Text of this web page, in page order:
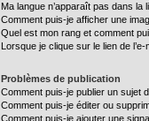
Ma langue n’apparaît pas dans la
Comment puis-je afficher une
Quel est mon rang et comment
Lorsque je clique sur le lien de
Problèmes de publication
Comment puis-je publier un sujet
Comment puis-je éditer ou
Comment puis-je ajouter une